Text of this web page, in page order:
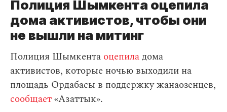
Полиция Шымкента оцепила
дома активистов, чтобы они
не вышли на митинг
Полиция Шымкента оцепиладома
активистов, которые ночью выходили на
площадь Ордабасы в поддержку жанаозенцев,
сообщает«Азаттык».